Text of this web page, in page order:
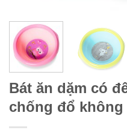
Bát ăn dặm có
chống đổ không